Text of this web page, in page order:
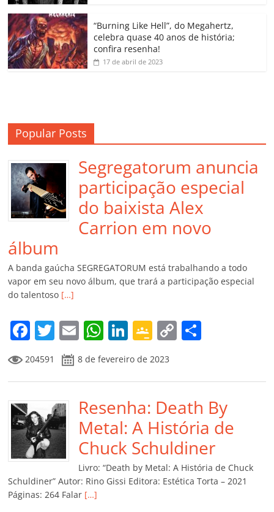
o
m
“Burning Like Hell”, do Megahertz,
celebra quase 40 anos de história;
confira resenha!
17 de abril de 2023
Popular Posts
Segregatorum anuncia
participação especial
do baixista Alex
Carrion em novo
álbum
A banda gaúcha SEGREGATORUM está trabalhando a todo
vapor em seu novo álbum, que trará a participação especial
do talentoso […]
F
a
c
e
b
o
o
k
T
w
itt
er
E
m
ai
l
W
at
s
A
p
p
Li
k
e
dI
n
G
o
o
gl
e
Cl
a
ss
ro
C
y
Li
n
k
p
ar
til
h
ar
204591 8 de fevereiro de 2023
Resenha: Death By
Metal: A História de
Chuck Schuldiner
Livro: “Death by Metal: A História de Chuck
Schuldiner” Autor: Rino Gissi Editora: Estética Torta – 2021
Páginas: 264 Falar […]